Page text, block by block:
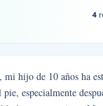
4
mi hijo de 10 años ha
especialmente